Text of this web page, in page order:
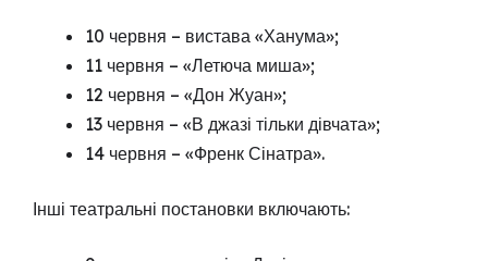
10 червня – вистава «Ханума»;
11 червня – «Летюча миша»;
12 червня – «Дон Жуан»;
13 червня – «В джазі тільки дівчата»;
14 червня – «Френк Сінатра».
Інші театральні постановки включають: